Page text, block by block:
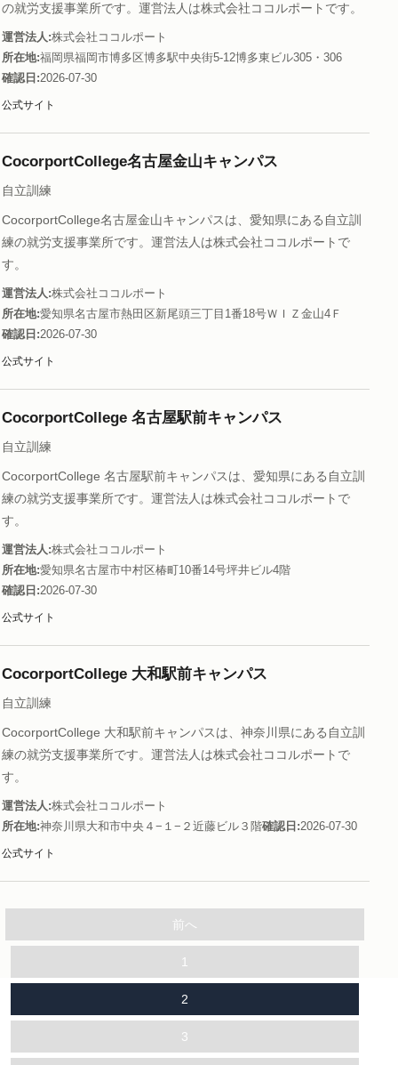
の就労支援事業所です。運営法人は株式会社ココルポートです。
運営法人 株式会社ココルポート
所在地 福岡県福岡市博多区博多駅中央街5-12博多東ビル305・306
確認日 2026-07-30
公式サイト
CocorportCollege名古屋金山キャンパス
自立訓練
CocorportCollege名古屋金山キャンパスは、愛知県にある自立訓
練の就労支援事業所です。運営法人は株式会社ココルポートで
す。
運営法人 株式会社ココルポート
所在地 愛知県名古屋市熱田区新尾頭三丁目1番18号ＷＩＺ金山4Ｆ
確認日 2026-07-30
公式サイト
CocorportCollege 名古屋駅前キャンパス
自立訓練
CocorportCollege 名古屋駅前キャンパスは、愛知県にある自立訓
練の就労支援事業所です。運営法人は株式会社ココルポートで
す。
運営法人 株式会社ココルポート
所在地 愛知県名古屋市中村区椿町10番14号坪井ビル4階
確認日 2026-07-30
公式サイト
CocorportCollege 大和駅前キャンパス
自立訓練
CocorportCollege 大和駅前キャンパスは、神奈川県にある自立訓
練の就労支援事業所です。運営法人は株式会社ココルポートで
す。
運営法人 株式会社ココルポート
所在地 神奈川県大和市中央４−１−２近藤ビル３階確認日 2026-07-30
公式サイト
前へ
1
2
3